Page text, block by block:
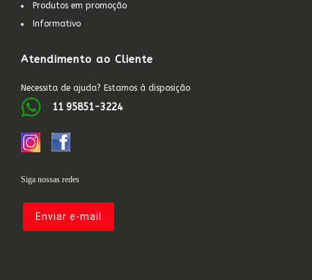
Produtos em promoção
Informativo
Atendimento ao Cliente
Necessita de ajuda? Estamos à disposição
11 95851-3224
Siga nossas redes
Enviar e-mail